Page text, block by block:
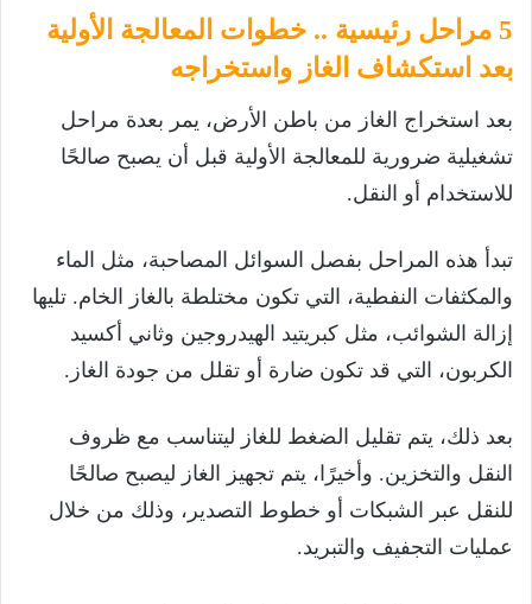
5 مراحل رئيسية .. خطوات المعالجة الأولية
بعد استكشاف الغاز واستخراجه
بعد استخراج الغاز من باطن الأرض، يمر بعدة مراحل
تشغيلية ضرورية للمعالجة الأولية قبل أن يصبح صالحًا
للاستخدام أو النقل.
تبدأ هذه المراحل بفصل السوائل المصاحبة، مثل الماء
والمكثفات النفطية، التي تكون مختلطة بالغاز الخام. تليها
إزالة الشوائب، مثل كبريتيد الهيدروجين وثاني أكسيد
الكربون، التي قد تكون ضارة أو تقلل من جودة الغاز.
بعد ذلك، يتم تقليل الضغط للغاز ليتناسب مع ظروف
النقل والتخزين. وأخيرًا، يتم تجهيز الغاز ليصبح صالحًا
للنقل عبر الشبكات أو خطوط التصدير، وذلك من خلال
عمليات التجفيف والتبريد.